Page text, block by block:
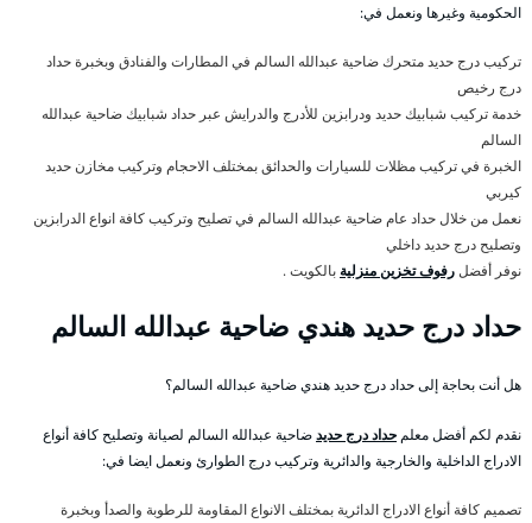
الحكومية وغيرها ونعمل في:
تركيب درج حديد متحرك ضاحية عبدالله السالم في المطارات والفنادق وبخبرة حداد
درج رخيص
خدمة تركيب شبابيك حديد ودرابزين للأدرج والدرايش عبر حداد شبابيك ضاحية عبدالله
السالم
الخبرة في تركيب مظلات للسيارات والحدائق بمختلف الاحجام وتركيب مخازن حديد
كيربي
نعمل من خلال حداد عام ضاحية عبدالله السالم في تصليح وتركيب كافة انواع الدرابزين
وتصليح درج حديد داخلي
نوفر أفضلرفوف تخزين منزلية بالكويت .
حداد درج حديد هندي ضاحية عبدالله السالم
هل أنت بحاجة إلى حداد درج حديد هندي ضاحية عبدالله السالم؟
نقدم لكم أفضل معلم حداد درج حديدضاحية عبدالله السالم لصيانة وتصليح كافة أنواع
الادراج الداخلية والخارجية والدائرية وتركيب درج الطوارئ ونعمل ايضا في:
تصميم كافة أنواع الادراج الدائرية بمختلف الانواع المقاومة للرطوبة والصدأ وبخبرة